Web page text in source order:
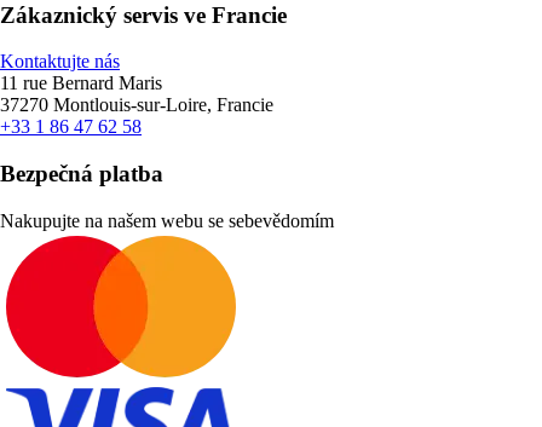
Zákaznický servis ve Francie
Kontaktujte nás
11 rue Bernard Maris
37270 Montlouis-sur-Loire, Francie
+33 1 86 47 62 58
Bezpečná platba
Nakupujte na našem webu se sebevědomím